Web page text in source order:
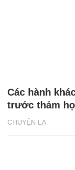
CHUYỆN LẠ
Các hành
trước thảm